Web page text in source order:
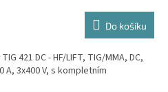
Do košíku
421 DC - HF/LIFT, TIG/MMA, DC,
A, 3x400 V, s kompletním